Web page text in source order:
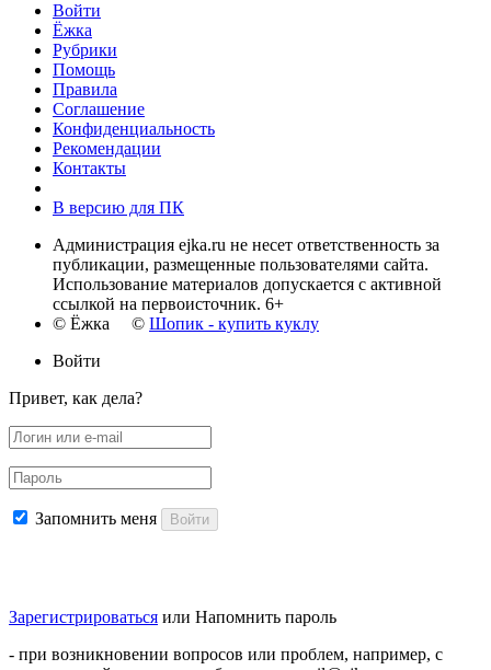
Войти
Ёжка
Рубрики
Помощь
Правила
Соглашение
Конфиденциальность
Рекомендации
Контакты
В версию для ПК
Администрация ejka.ru не несет ответственность за
публикации, размещенные пользователями сайта.
Использование материалов допускается с активной
ссылкой на первоисточник. 6+
© Ёжка © Шопик - купить куклу
Войти
Привет, как дела?
Запомнить меня Войти
Зарегистрироваться или Напомнить пароль
- при возникновении вопросов или проблем, например, с